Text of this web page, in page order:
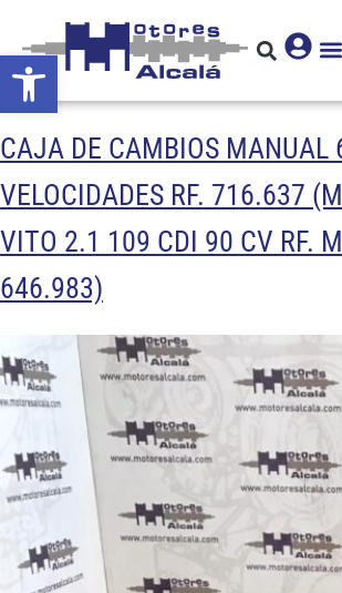
Abrir barra de herramientas
CAJA DE CAMBIOS MANUAL
VELOCIDADES RF. 716.637
VITO 2.1 109 CDI 90 CV RF.
646.983)